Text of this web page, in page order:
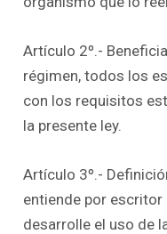
Artículo 2º.-
régimen, todos los
con los requisitos
la presente ley.
Artículo 3º.-
entiende por
desarrolle el uso de